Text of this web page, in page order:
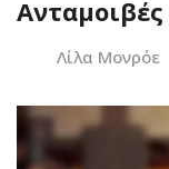
Λίλα Μονρόε